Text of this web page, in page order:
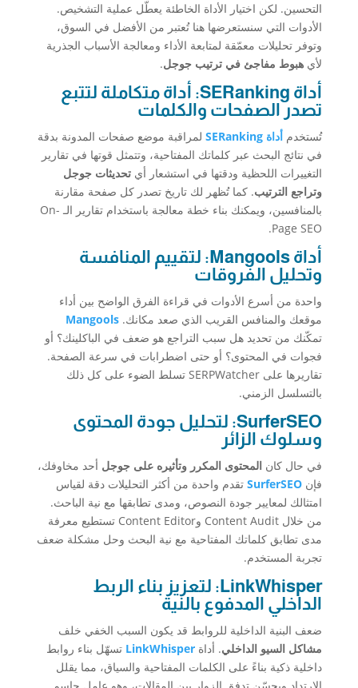
التحسين. لكن اختيار الأداة الخاطئة يعطّل عملية التشخيص.
الأدوات التي سنستعرضها هنا تُعتبر من الأفضل في السوق،
وتوفر تحليلات معمّقة لمتابعة الأداء ومعالجة الأسباب الجذرية
لأي هبوط مفاجئ في ترتيب جوجل.
أداة SERanking: أداة متكاملة لتتبع
تصدر الصفحات والكلمات
تُستخدم أداة SERanking
لمراقبة موضع صفحات المدونة بدقة
في نتائج البحث عبر كلماتك المفتاحية، وتتمثل قوتها في تقارير
التغييرات اللحظية ودقتها في استشعار أي تحديثات جوجل
وتراجع الترتيب. كما تُظهر لك تاريخ تصدر كل صفحة مقارنة
بالمنافسين، ويمكنك بناء خطة معالجة باستخدام تقارير الـ On-
Page SEO.
أداة Mangools: لتقييم المنافسة
وتحليل الفروقات
واحدة من أسرع الأدوات في قراءة الفرق الواضح بين أداء
موقعك والمنافس القريب الذي صعد مكانك. Mangools
تمكّنك من تحديد هل سبب التراجع هو ضعف في الباكلينك؟ أو
فجوات في المحتوى؟ أو حتى اضطرابات في سرعة الصفحة.
تقاريرها على SERPWatcher تسلط الضوء على كل ذلك
بالتسلسل الزمني.
SurferSEO: لتحليل جودة المحتوى
وسلوك الزائر
في حال كان المحتوى المكرر وتأثيره على جوجل أحد مخاوفك،
فإن SurferSEOتقدم واحدة من أكثر التحليلات دقة لقياس
امتثالك لمعايير جودة النصوص، ومدى تطابقها مع نية الباحث.
من خلال Content Audit وContent Editor تستطيع معرفة
مدى تطابق كلماتك المفتاحية مع نية البحث وحل مشكلة ضعف
تجربة المستخدم.
LinkWhisper: لتعزيز بناء الربط
الداخلي المدفوع بالنية
ضعف البنية الداخلية للروابط قد يكون السبب الخفي خلف
مشاكل السيو الداخلي. أداة LinkWhisper تسهّل بناء روابط
داخلية ذكية بناءً على الكلمات المفتاحية والسياق، مما يقلل